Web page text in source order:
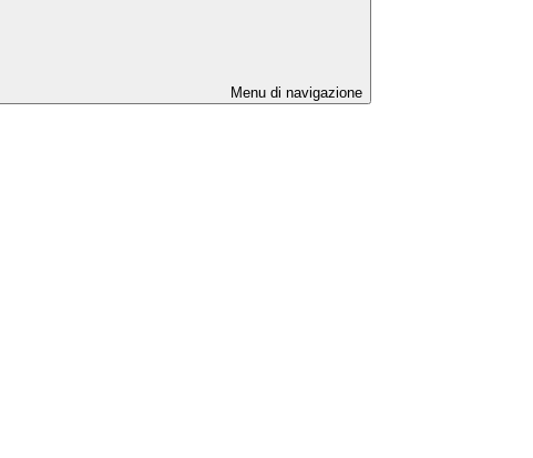
Menu di navigazione